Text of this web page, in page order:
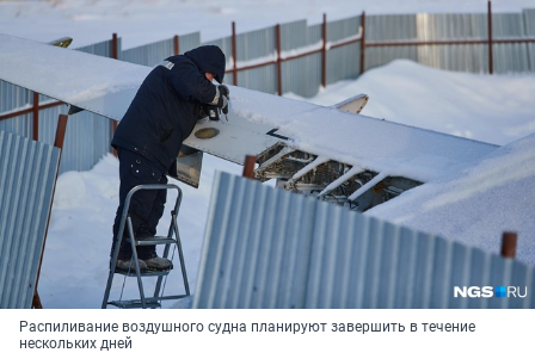
Распиливание воздушного судна планируют завершить в течение
нескольких дней